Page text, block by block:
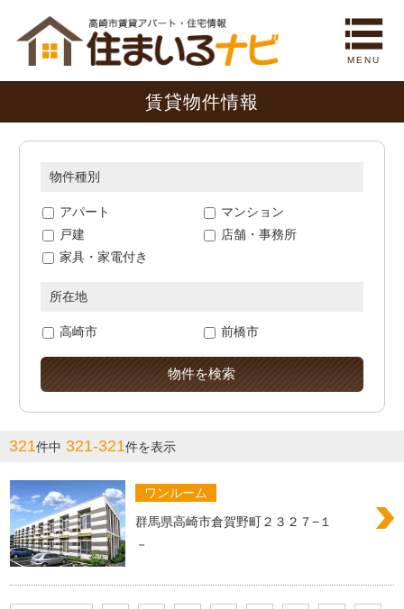
MENU
賃貸物件情報
物件種別
アパート
マンション
戸建
店舗・事務所
家具・家電付き
所在地
高崎市 前橋市
321件中 321-321件を表示
ワンルーム
群馬県高崎市倉賀野町２３２７−１
－